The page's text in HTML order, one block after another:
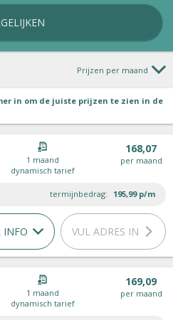
Prijzen per maand
in om de juiste prijzen te zien in de
1 maand
dynamisch tarief
168,07
per maand
termijnbedrag: 195,99 p/m
INFO VUL ADRES IN
1 maand
dynamisch tarief
169,09
per maand